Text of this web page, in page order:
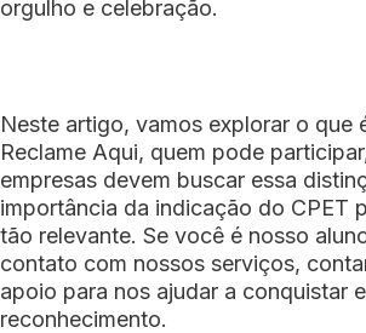
orgulho e celebração.
Neste artigo, vamos explorar o que
Reclame Aqui, quem pode
empresas devem buscar essa
importância da indicação do CPET
tão relevante. Se você é nosso
contato com nossos serviços,
apoio para nos ajudar a conquistar
reconhecimento.